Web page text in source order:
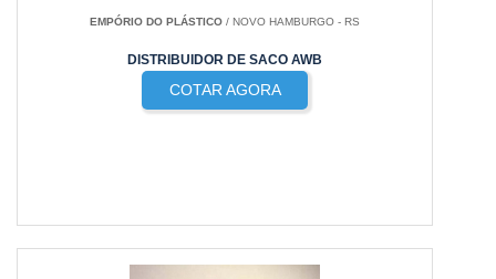
EMPÓRIO DO PLÁSTICO / NOVO HAMBURGO - RS
DISTRIBUIDOR DE SACO AWB
COTAR AGORA